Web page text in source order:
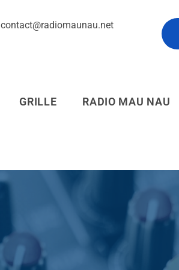
contact@radiomaunau.net
GRILLE RADIO MAU NAU